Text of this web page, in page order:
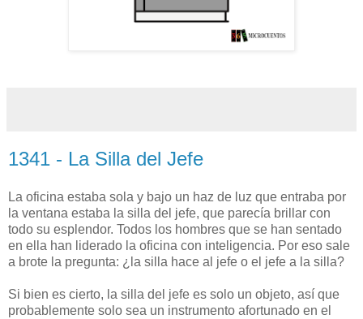
1341 - La Silla del Jefe
La oficina estaba sola y bajo un haz de luz que entraba por
la ventana estaba la silla del jefe, que parecía brillar con
todo su esplendor. Todos los hombres que se han sentado
en ella han liderado la oficina con inteligencia. Por eso sale
a brote la pregunta: ¿la silla hace al jefe o el jefe a la silla?
Si bien es cierto, la silla del jefe es solo un objeto, así que
probablemente solo sea un instrumento afortunado en el